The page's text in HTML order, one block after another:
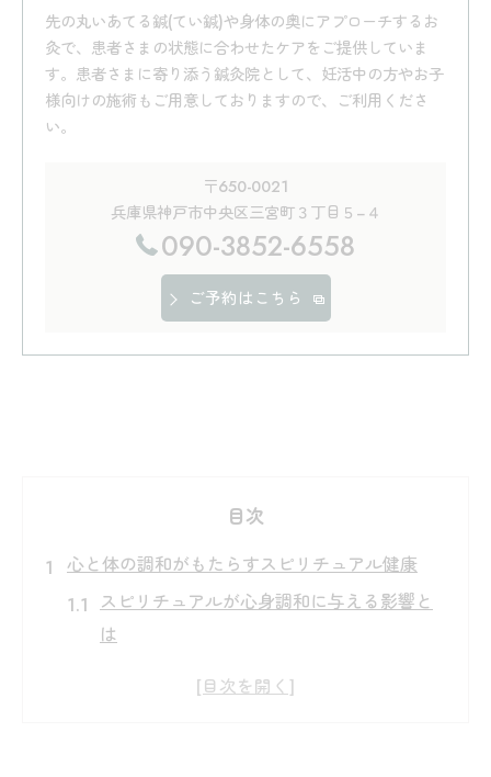
先の丸いあてる鍼(てい鍼)や身体の奥にアプローチするお
灸で、患者さまの状態に合わせたケアをご提供していま
す。患者さまに寄り添う鍼灸院として、妊活中の方やお子
様向けの施術もご用意しておりますので、ご利用くださ
い。
〒650-0021
兵庫県神戸市中央区三宮町３丁目５−４
090-3852-6558
ご予約はこちら
目次
心と体の調和がもたらすスピリチュアル健康
スピリチュアルが心身調和に与える影響と
は
健康の定義を広げるスピリチュアルの役割